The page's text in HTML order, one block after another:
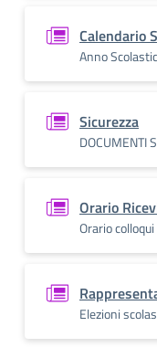
Calendario
Anno
Sicurezza
DOCUMENTI
Orario
Orario colloqui
Elezioni